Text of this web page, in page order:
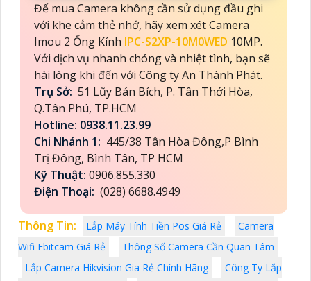
Để mua Camera không cần sử dụng đầu ghi
với khe cắm thẻ nhớ, hãy xem xét Camera
Imou 2 Ống Kính IPC-S2XP-10M0WED 10MP.
Với dịch vụ nhanh chóng và nhiệt tình, bạn sẽ
hài lòng khi đến với Công ty An Thành Phát.
Trụ Sở: 51 Lũy Bán Bích, P. Tân Thới Hòa,
Q.Tân Phú, TP.HCM
Hotline: 0938.11.23.99
Chi Nhánh 1: 445/38 Tân Hòa Đông,P Bình
Trị Đông, Bình Tân, TP HCM
Kỹ Thuật: 0906.855.330
Điện Thoại: (028) 6688.4949
Thông Tin: Lắp Máy Tính Tiền Pos Giá Rẻ
Camera
Wifi Ebitcam Giá Rẻ
Thông Số Camera Cần Quan Tâm
Lắp Camera Hikvision Gia Rẻ Chính Hãng
Công Ty Lắp